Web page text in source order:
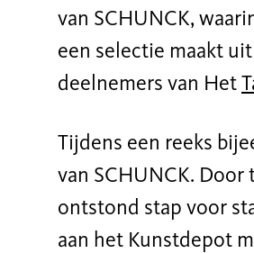
van SCHUNCK,
een selectie maakt
deelnemers van Het
Tijdens een reeks
van SCHUNCK.
ontstond stap voor
aan het Kunstdepot